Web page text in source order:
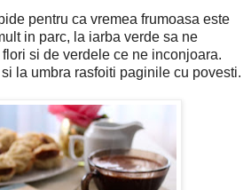
pentru ca vremea frumoasa este
in parc, la iarba verde sa ne
si de verdele ce ne inconjoara.
la umbra rasfoiti paginile cu povesti.